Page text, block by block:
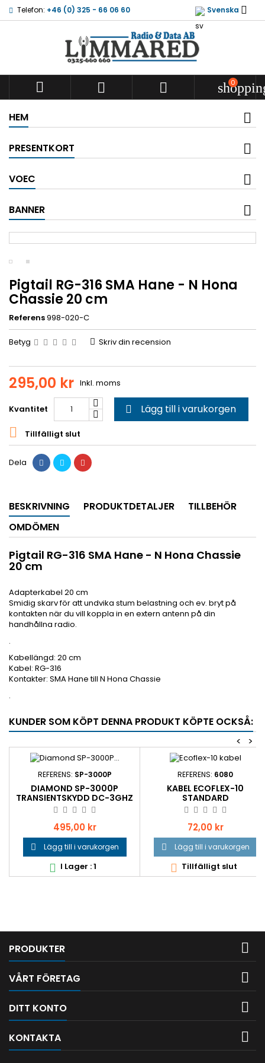
Telefon: +46 (0) 325 - 66 06 60 Svenska 
   0
HEM
PRESENTKORT
VOEC
BANNER
Pigtail RG-316 SMA Hane - N Hona
Chassie 20 cm
Referens998-020-C
Betyg Skriv din recension
295,00 kr Inkl. moms
Kvantitet  Lägg till i varukorgen
 Tillfälligt slut
Dela
BESKRIVNING PRODUKTDETALJER
TILLBEHÖR
OMDÖMEN
Pigtail RG-316 SMA Hane - N Hona Chassie
20 cm
Adapterkabel 20 cm
Smidig skarv för att undvika stum belastning och ev. bryt på
kontakten när du vill koppla in en extern antenn på din
handhållna radio.
.
Kabellängd: 20 cm
Kabel: RG-316
Kontakter: SMA Hane till N Hona Chassie
.
KUNDER SOM KÖPT DENNA PRODUKT KÖPTE OCKSÅ:
>
<
REFERENS: SP-3000P
DIAMOND SP-3000P
TRANSIENTSKYDD DC-3GHZ
N-HONA - N-HANE
Pris
495,00 kr
 Lägg till i varukorgen
 I Lager : 1
REFERENS: 6080
KABEL ECOFLEX-10
STANDARD
Pris
72,00 kr
 Lägg till i varukorgen
 Tillfälligt slut
PRODUKTER 
VÅRT FÖRETAG 
DITT KONTO 
KONTAKTA 